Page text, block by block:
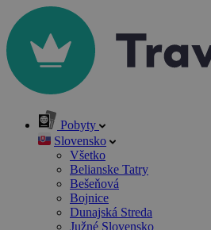
Pobyty
Slovensko
Všetko
Belianske Tatry
Bešeňová
Bojnice
Dunajská Streda
Južné Slovensko